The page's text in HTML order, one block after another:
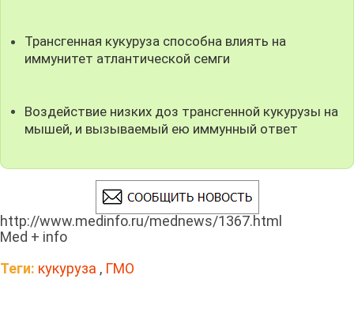
Трансгенная кукуруза способна влиять на
иммунитет атлантической семги
Воздействие низких доз трансгенной кукурузы на
мышей, и вызываемый ею иммунный ответ
http://www.medinfo.ru/mednews/1367.html
Med + info
Теги: кукуруза , ГМО